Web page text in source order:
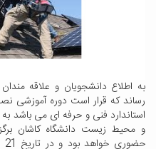
به اطلاع دانشجویان و علاقه
رساند که قرار است دوره آموزشی
استاندارد فنی و حرفه ای می
و محیط زیست دانشگاه کاشان